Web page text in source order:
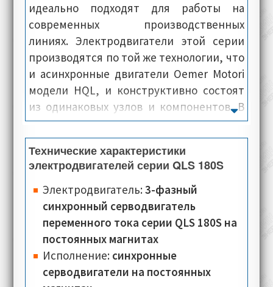
идеально подходят для работы на
современных производственных
линиях. Электродвигатели этой серии
производятся по той же технологии, что
и асинхронные двигатели Oemer Motori
модели HQL, и конструктивно состоят
из одинаковых узлов и компонентов. В
моторах этой модели, используются
специальные разделители,
ответственные за правильное
положение каждого магнита. Для
усиления прочностных показателей и
повышения надёжности, ротор и
зафиксированные на нём магниты,
пропитывается специальными смолами.
Благодаря возможности быстрого
ускорения, данные электромашины
Технические характеристики
электродвигателей серии QLS 180S
Электродвигатель:3-фазный
синхронный серводвигатель
переменного тока серии QLS 180S на
постоянных магнитах
Исполнение: синхронные
серводвигатели на постоянных